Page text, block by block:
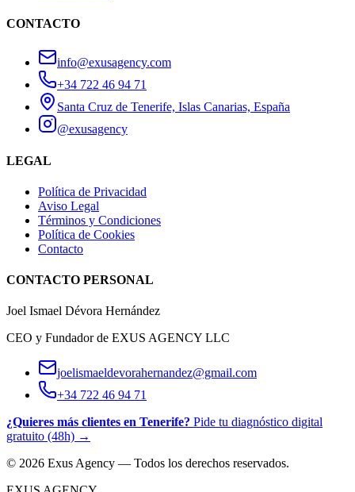
CONTACTO
info@exusagency.com
+34 722 46 94 71
Santa Cruz de Tenerife, Islas Canarias, España
@exusagency
LEGAL
Política de Privacidad
Aviso Legal
Términos y Condiciones
Política de Cookies
Contacto
CONTACTO PERSONAL
Joel Ismael Dévora Hernández
CEO y Fundador de EXUS AGENCY LLC
joelismaeldevorahernandez@gmail.com
+34 722 46 94 71
¿Quieres más clientes en Tenerife? Pide tu diagnóstico digital
gratuito (48h) →
© 2026 Exus Agency — Todos los derechos reservados.